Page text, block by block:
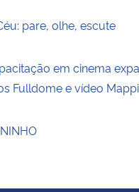
pare, olhe, escute
em cinema
Fulldome e vídeo